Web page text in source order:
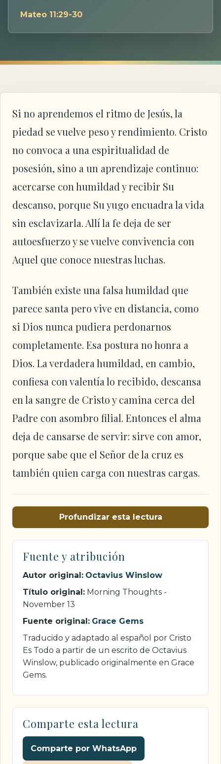
Mateo 11:29-30
Si no aprendemos el ritmo de Jesús, la
piedad se vuelve peso y rendimiento. Cristo
no convoca a una espiritualidad de
posesión, sino a un aprendizaje continuo:
acercarse con humildad y recibir Su
descanso, porque Su yugo encuadra la vida
sin esclavizarla. Allí la fe deja de ser
autoesfuerzo y se vuelve convivencia con
Aquel que conoce nuestras luchas.
También existe una falsa humildad que
parece santa pero vive en distancia, como
si Dios nunca pudiera perdonarnos
completamente. Esa postura no honra a
Dios. La verdadera humildad, en cambio,
confiesa con valentía lo recibido, descansa
en la sangre de Cristo y camina cerca del
Padre con asombro filial. Entonces el alma
deja de cansarse de servir: sirve con amor,
porque sabe que el Señor de la cruz es
también quien carga con nuestras cargas.
Profundizar esta lectura
Fuente y atribución
Autor original: Octavius Winslow
Título original: Morning Thoughts -
November 13
Fuente original: Grace Gems
Traducido y adaptado al español por Cristo
Es Todo a partir de un escrito de Octavius
Winslow, publicado originalmente en Grace
Gems.
Comparte esta lectura
Comparte por WhatsApp